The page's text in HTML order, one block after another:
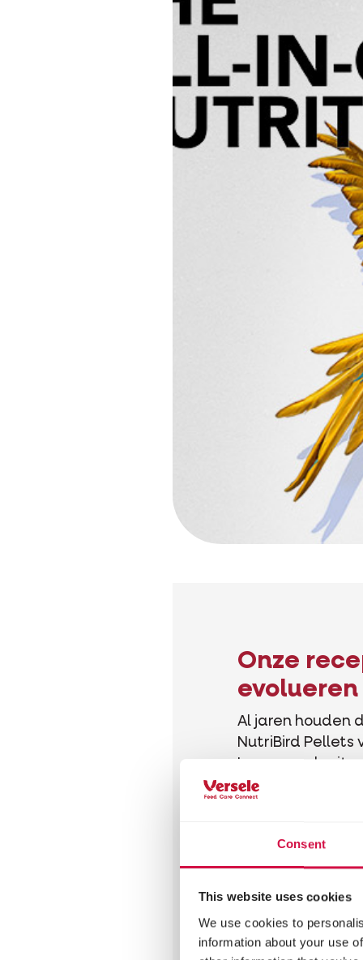
Consent
This website uses cookies
We use cookies to
information about your use
Onze
Al jaren houden
NutriBird Pellets
Laga vogels
lijn met ons
kleurstoffen
NutriBird Pellets
natuurlijke
lees meer